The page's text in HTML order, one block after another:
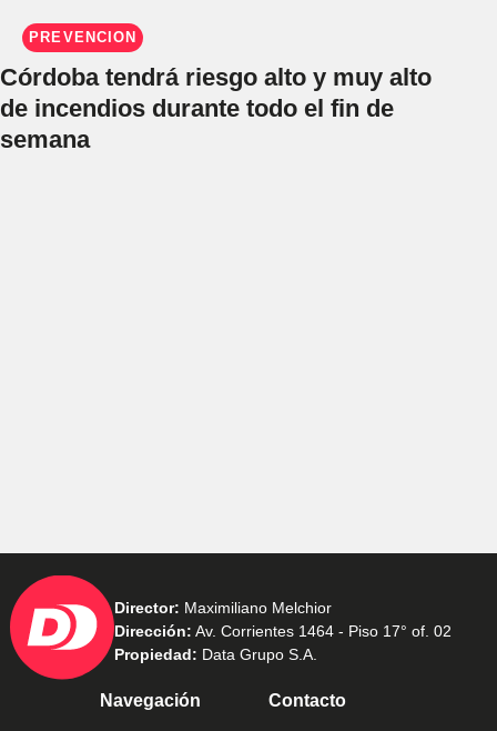
PREVENCIÓN
Córdoba tendrá riesgo alto y muy alto
de incendios durante todo el fin de
semana
Director: Maximiliano Melchior
Dirección: Av. Corrientes 1464 - Piso 17° of. 02
Propiedad: Data Grupo S.A.
Navegación Contacto